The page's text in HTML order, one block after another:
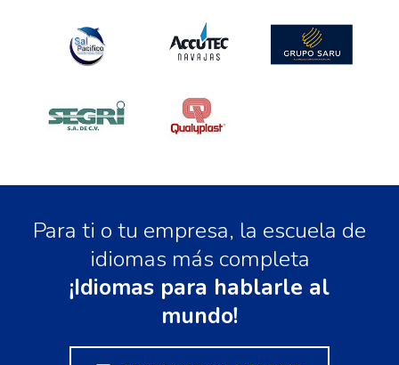
Para ti o tu empresa, la escuela de
idiomas más completa
¡Idiomas para hablarle al
mundo!